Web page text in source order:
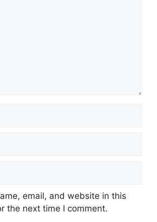
email, and website in this
the next time I comment.